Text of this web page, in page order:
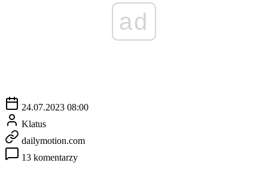
ad
24.07.2023 08:00
Klatus
dailymotion.com
13 komentarzy